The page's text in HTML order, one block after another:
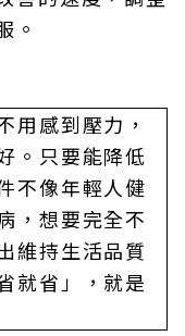
。
用感到壓力，
。只要能降低
不像年輕人健
，想要完全不
維持生活品質
就省」，就是